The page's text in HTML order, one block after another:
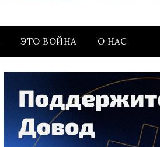
ЭТО ВОЙНА О НАС